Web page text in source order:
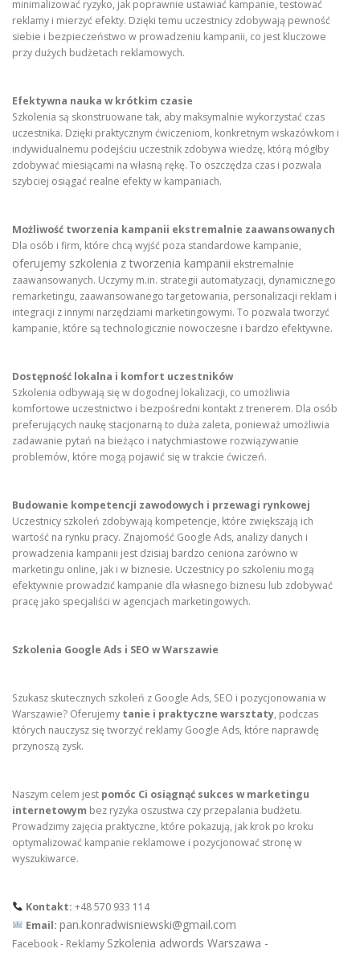
minimalizować ryzyko, jak poprawnie ustawiać kampanie, testować
reklamy i mierzyć efekty. Dzięki temu uczestnicy zdobywają pewność
siebie i bezpieczeństwo w prowadzeniu kampanii, co jest kluczowe
przy dużych budżetach reklamowych.
Efektywna nauka w krótkim czasie
Szkolenia są skonstruowane tak, aby maksymalnie wykorzystać czas
uczestnika. Dzięki praktycznym ćwiczeniom, konkretnym wskazówkom i
indywidualnemu podejściu uczestnik zdobywa wiedzę, którą mógłby
zdobywać miesiącami na własną rękę. To oszczędza czas i pozwala
szybciej osiągać realne efekty w kampaniach.
Możliwość tworzenia kampanii ekstremalnie zaawansowanych
Dla osób i firm, które chcą wyjść poza standardowe kampanie,
oferujemy szkolenia z tworzenia kampanii ekstremalnie
zaawansowanych. Uczymy m.in. strategii automatyzacji, dynamicznego
remarketingu, zaawansowanego targetowania, personalizacji reklam i
integracji z innymi narzędziami marketingowymi. To pozwala tworzyć
kampanie, które są technologicznie nowoczesne i bardzo efektywne.
Dostępność lokalna i komfort uczestników
Szkolenia odbywają się w dogodnej lokalizacji, co umożliwia
komfortowe uczestnictwo i bezpośredni kontakt z trenerem. Dla osób
preferujących naukę stacjonarną to duża zaleta, ponieważ umożliwia
zadawanie pytań na bieżąco i natychmiastowe rozwiązywanie
problemów, które mogą pojawić się w trakcie ćwiczeń.
Budowanie kompetencji zawodowych i przewagi rynkowej
Uczestnicy szkoleń zdobywają kompetencje, które zwiększają ich
wartość na rynku pracy. Znajomość Google Ads, analizy danych i
prowadzenia kampanii jest dzisiaj bardzo ceniona zarówno w
marketingu online, jak i w biznesie. Uczestnicy po szkoleniu mogą
efektywnie prowadzić kampanie dla własnego biznesu lub zdobywać
pracę jako specjaliści w agencjach marketingowych.
Szkolenia Google Ads i SEO w Warszawie
Szukasz skutecznych szkoleń z Google Ads, SEO i pozycjonowania w
Warszawie? Oferujemy tanie i praktyczne warsztaty, podczas
których nauczysz się tworzyć reklamy Google Ads, które naprawdę
przynoszą zysk.
Naszym celem jest pomóc Ci osiągnąć sukces w marketingu
internetowym bez ryzyka oszustwa czy przepalania budżetu.
Prowadzimy zajęcia praktyczne, które pokazują, jak krok po kroku
optymalizować kampanie reklamowe i pozycjonować stronę w
wyszukiwarce.
Kontakt: +48 570 933 114
Email: pan.konradwisniewski@gmail.com
Facebook - Reklamy Szkolenia adwords Warszawa -